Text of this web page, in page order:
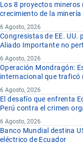
Los 8 proyectos mineros
crecimiento de la minería
6 Agosto, 2026
Congresistas de EE. UU.
Aliado Importante no
6 Agosto, 2026
Operación Mondragón:
internacional que traficó
6 Agosto, 2026
El desafío que enfrenta
Perú contra el crimen
6 Agosto, 2026
Banco Mundial destina
eléctrico de Ecuador